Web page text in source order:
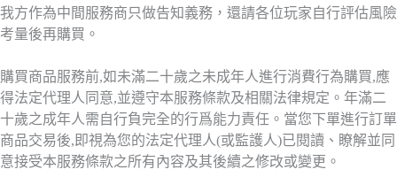
我方作為中間服務商只做告知義務，還請各位玩家自行評估風險
考量後再購買。
購買商品服務前,如未滿二十歲之未成年人進行消費行為購買,應
得法定代理人同意,並遵守本服務條款及相關法律規定。年滿二
十歲之成年人需自行負完全的行爲能力責任。當您下單進行訂單
商品交易後,即視為您的法定代理人(或監護人)已閱讀、瞭解並同
意接受本服務條款之所有內容及其後續之修改或變更。